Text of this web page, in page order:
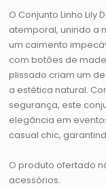
O Conjunto Linho
atemporal, unindo a
um caimento
com botões de
plissado criam um
a estética natural.
segurança, este
elegância em
casual chic,
O produto ofertado
acessórios.